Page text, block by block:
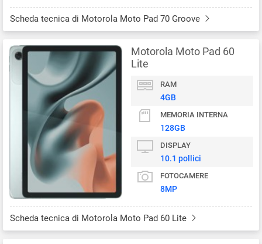
Scheda tecnica di Motorola Moto Pad 70 Groove
Motorola Moto Pad 60
Lite
RAM
4GB
MEMORIA INTERNA
128GB
DISPLAY
10.1 pollici
FOTOCAMERE
8MP
Scheda tecnica di Motorola Moto Pad 60 Lite